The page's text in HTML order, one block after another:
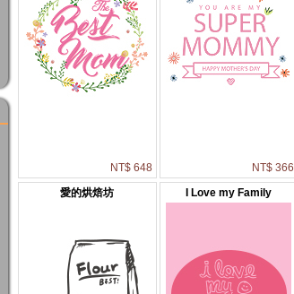
NT$ 648 NT$ 366
愛的烘焙坊
I Love my Family